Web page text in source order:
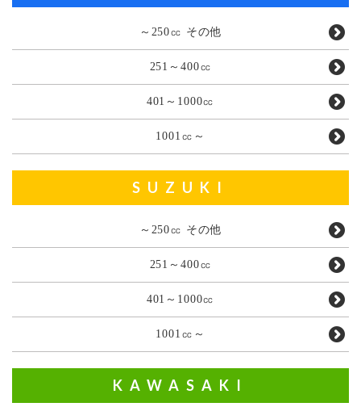
～250㏄ その他
251～400㏄
401～1000㏄
1001㏄～
SUZUKI
～250㏄ その他
251～400㏄
401～1000㏄
1001㏄～
KAWASAKI